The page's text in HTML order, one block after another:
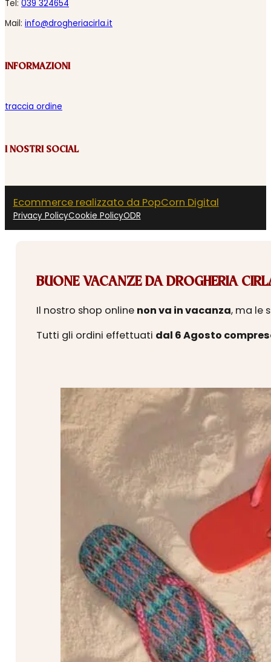
Tel: 039 324654
Mail: info@drogheriacirla.it
INFORMAZIONI
traccia ordine
I NOSTRI SOCIAL
Ecommerce realizzato da PopCorn Digital
Privacy PolicyCookie PolicyODR
BUONE VACANZE DA DROGHERIA
Il nostro shop online non va in vacanza, ma le
Tutti gli ordini effettuati dal 6 Agosto